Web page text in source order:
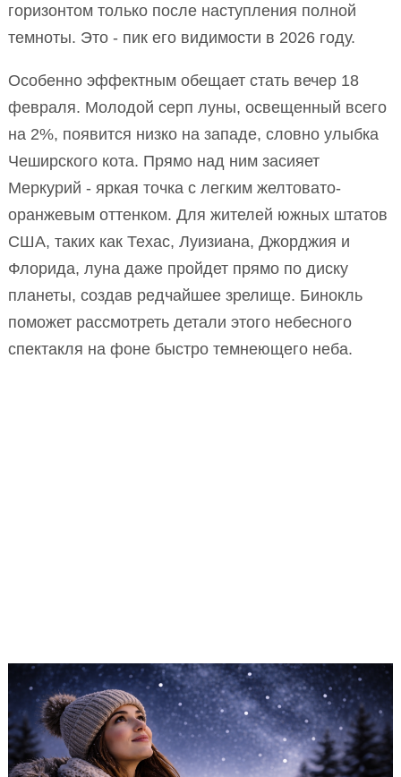
горизонтом только после наступления полной
темноты. Это - пик его видимости в 2026 году.
Особенно эффектным обещает стать вечер 18
февраля. Молодой серп луны, освещенный всего
на 2%, появится низко на западе, словно улыбка
Чеширского кота. Прямо над ним засияет
Меркурий - яркая точка с легким желтовато-
оранжевым оттенком. Для жителей южных штатов
США, таких как Техас, Луизиана, Джорджия и
Флорида, луна даже пройдет прямо по диску
планеты, создав редчайшее зрелище. Бинокль
поможет рассмотреть детали этого небесного
спектакля на фоне быстро темнеющего неба.